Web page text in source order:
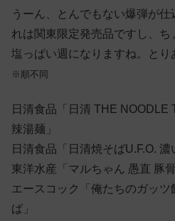
うーん、とんでもない爆弾が
れは関東限定発売品ですし、
塩っぱい週になりますね。と
※順不同
日清食品「日清 THE NOODLE
辣湯麺」
日清食品「日清焼そばU.F.O. 濃
東洋水産「マルちゃん 愚直 豚
エースコック「俺たちのガッ
ば」